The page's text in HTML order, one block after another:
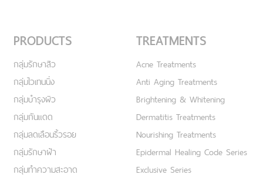
PRODUCTS
กลุ่มรักษาสิว
กลุ่มไวเทนนิ่ง
กลุ่มบำรุงผิว
กลุ่มกันแดด
กลุ่มลดเลือนริ้วรอย
กลุ่มรักษาฝ้า
กลุ่มทำความสะอาด
TREATMENTS
Acne Treatments
Anti Aging Treatments
Brightening & Whitening
Dermatitis Treatments
Nourishing Treatments
Epidermal Healing Code Series
Exclusive Series